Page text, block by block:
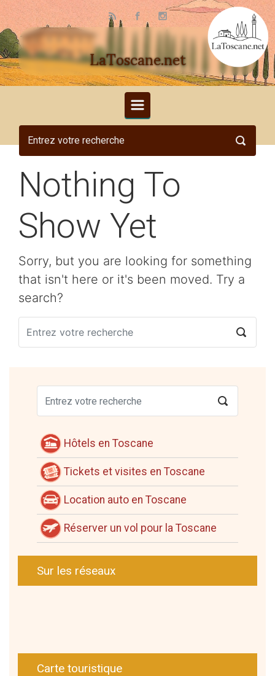
Skip to main content
LaToscane.net
Nothing To
Show Yet
Sorry, but you are looking for something
that isn't here or it's been moved. Try a
search?
Hôtels en Toscane
Tickets et visites en Toscane
Location auto en Toscane
Réserver un vol pour la Toscane
Sur les réseaux
Carte touristique